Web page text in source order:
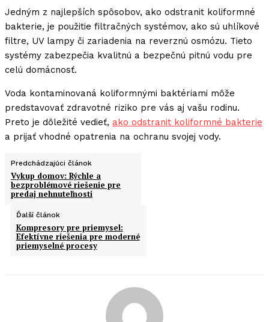
Jedným z najlepších spôsobov, ako odstranit koliformné
bakterie, je použitie filtračných systémov, ako sú uhlíkové
filtre, UV lampy či zariadenia na reverznú osmózu. Tieto
systémy zabezpečia kvalitnú a bezpečnú pitnú vodu pre
celú domácnosť.
Voda kontaminovaná koliformnými baktériami môže
predstavovať zdravotné riziko pre vás aj vašu rodinu.
Preto je dôležité vedieť, ako odstranit koliformné bakterie
a prijať vhodné opatrenia na ochranu svojej vody.
Predchádzajúci článok
Vykup domov: Rýchle a
bezproblémové riešenie pre
predaj nehnuteľnosti
Ďalší článok
Kompresory pre priemysel:
Efektívne riešenia pre moderné
priemyselné procesy